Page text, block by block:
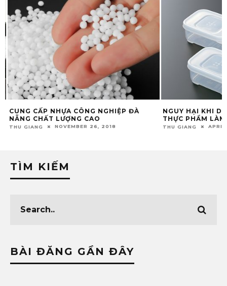
CUNG CẤP NHỰA CÔNG NGHIỆP ĐÀ
NẴNG CHẤT LƯỢNG CAO
THU GIANG NOVEMBER 26, 2018
NGUY HẠI KHI
THỰC PHẨM
THU GIANG APRIL
TÌM KIẾM
BÀI ĐĂNG GẦN ĐÂY